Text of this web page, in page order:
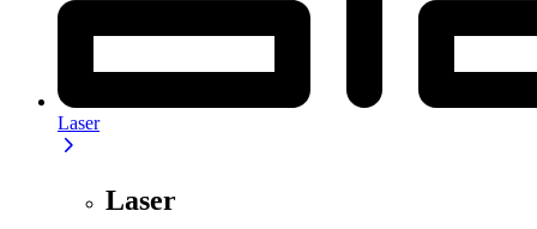
Laser
Laser